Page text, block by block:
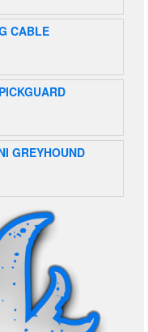
CABLE
GREYHOUND